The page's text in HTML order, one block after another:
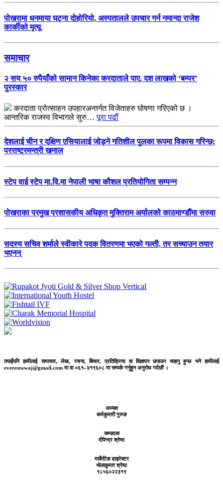
पोखरामा धनमाया घट्ना दोहोरियो, अस्पतालले उपचार गर्न नमान्दा राजेश
कार्कीको मृत्यू
समाचार
२ सय ५० रुपैयाँको सामान किनेका करदाताले पाए, दश लाखको ‘बम्पर’
पुरस्कार
करदाता प्रोत्साहन उपहारअन्तर्गत विजेताहरु घोषणा गरिएको छ ।
आन्तरिक राजस्व विभागले सुरु…पूरा पढौं
देशलाई चीन र दक्षिण एसियालाई जोड्ने गतिशील पुलका रूपमा विकास गरिन्छ:
परराष्ट्रमन्त्री खनाल
स्टेप वाई स्टेप मा.वि.मा नेपाली भाषा कौशल प्रतियोगिता सम्पन्न
पोखराका प्रमुख प्रशासकीय अधिकृत मुक्तिराम अर्यालको काठमाण्डौंमा सरुवा
सदस्य सचिव शर्माले स्वीकारे पदक वितरणमा भएको गल्ती, तर सच्याउन तयार
भएनन्
तपाईंपनि हामीलाई समाचार, लेख, रचना, बिचार, प्रतिक्रिया वा विज्ञापन छपाउन चाहनु हुन्छ भने हामीलाई
everestawaj@gmail.com मा वा ०६१–४१९६०८ मा सम्पर्क गर्नुहुन अनुरोध गर्दछौं ।
अध्यक्ष
कर्मकुमारी गुरुङ
सम्पादक
दीपेन्द्र श्रेष्ठ
मार्केटिङ डाइरेक्टर
भोलाकुमार श्रेष्ठ
९८५६०२२३१९